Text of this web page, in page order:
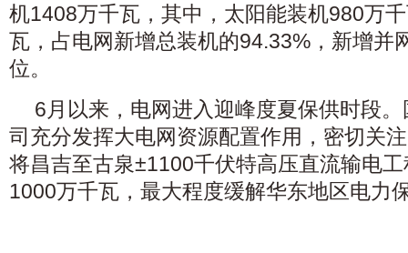
机1408万千瓦，其中，太阳能装机980万
瓦，占电网新增总装机的94.33%，新增并
位。
6月以来，电网进入迎峰度夏保供时段
司充分发挥大电网资源配置作用，密切关
将昌吉至古泉±1100千伏特高压直流输电
1000万千瓦，最大程度缓解华东地区电力